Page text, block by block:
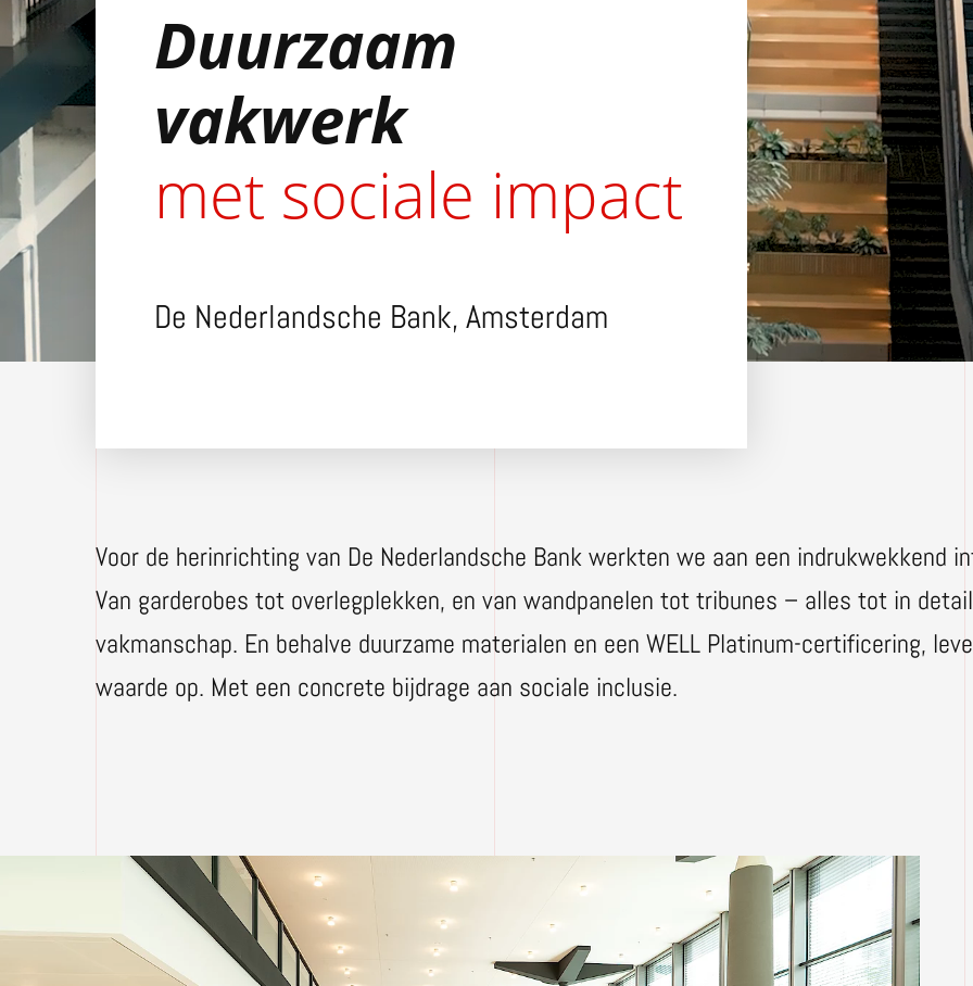
Duurzaam
vakwerk
met sociale impact
De Nederlandsche Bank, Amsterdam
Voor de herinrichting van De Nederlandsche Bank werkten we aan een indrukwekkend
Van garderobes tot overlegplekken, en van wandpanelen tot tribunes – alles tot in
vakmanschap. En behalve duurzame materialen en een WELL Platinum-certificering,
waarde op. Met een concrete bijdrage aan sociale inclusie.